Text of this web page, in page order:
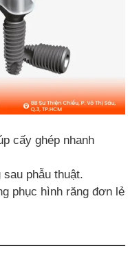
cấy ghép nhanh
phẫu thuật.
phục hình răng đơn lẻ